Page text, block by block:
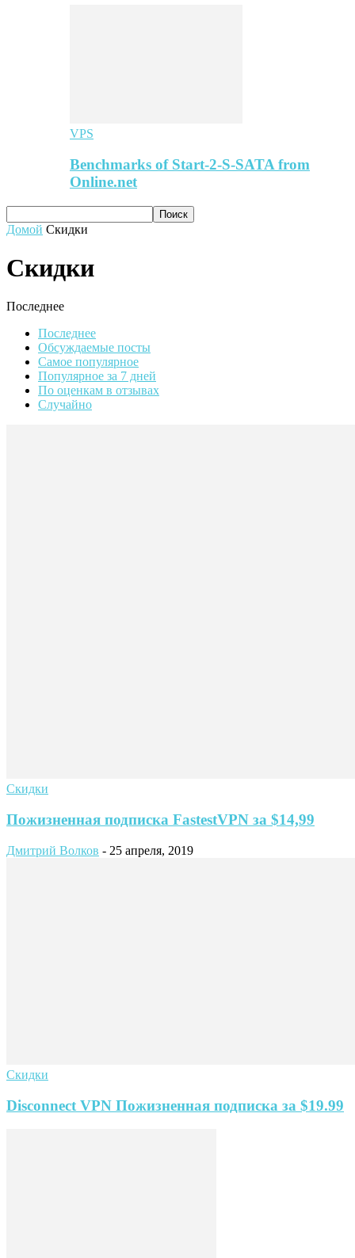
VPS
Benchmarks of Start-2-S-SATA from
Online.net
Домой Скидки
Скидки
Последнее
Последнее
Обсуждаемые посты
Самое популярное
Популярное за 7 дней
По оценкам в отзывах
Случайно
Скидки
Пожизненная подписка FastestVPN за $14,99
Дмитрий Волков - 25 апреля, 2019
Скидки
Disconnect VPN Пожизненная подписка за $19.99